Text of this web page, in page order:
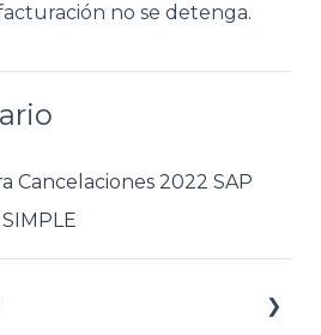
no se detenga.
Cancelaciones 2022 SAP